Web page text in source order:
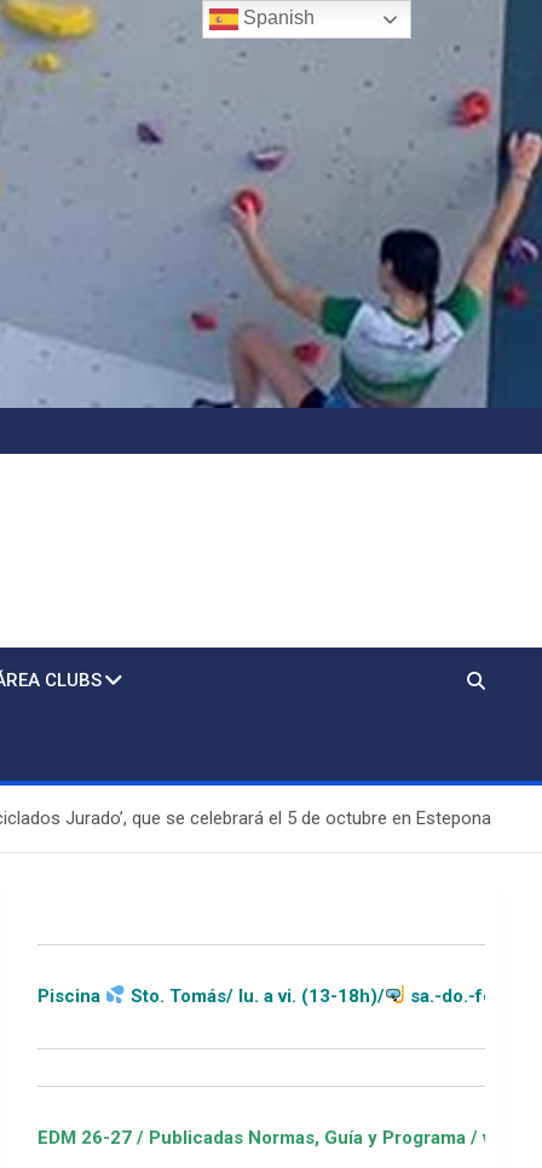
CLUBS
Jurado’, que se celebrará el 5 de octubre en Estepona
Sto. Tomás/ lu. a vi. (13-18h)/ sa.-do.-festivos (11-20h)
/ Publicadas Normas, Guía y Programa / ver Escuelas
Spanish